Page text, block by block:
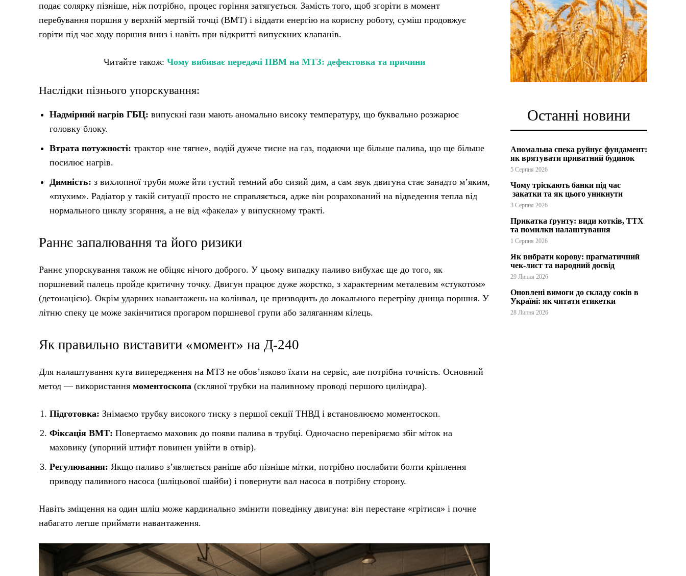
подає солярку пізніше, ніж потрібно, процес горіння затягується. Замість того, щоб згоріти в момент
перебування поршня у верхній мертвій точці (ВМТ) і віддати енергію на корисну роботу, суміш продовжує
горіти під час ходу поршня вниз і навіть при відкритті випускних клапанів.
Читайте також: Чому вибиває передачі ПВМ на МТЗ: дефектовка та причини
Наслідки пізнього упорскування:
Надмірний нагрів ГБЦ: випускні гази мають аномально високу температуру, що буквально розжарює
головку блоку.
Втрата потужності: трактор «не тягне», водій дужче тисне на газ, подаючи ще більше палива, що ще більше
посилює нагрів.
Димність: з вихлопної труби може йти густий темний або сизий дим, а сам звук двигуна стає занадто м’яким,
«глухим». Радіатор у такій ситуації просто не справляється, адже він розрахований на відведення тепла від
нормального циклу згоряння, а не від «факела» у випускному тракті.
Раннє запалювання та його ризики
Раннє упорскування також не обіцяє нічого доброго. У цьому випадку паливо вибухає ще до того, як
поршневий палець пройде критичну точку. Двигун працює дуже жорстко, з характерним металевим «стукотом»
(детонацією). Окрім ударних навантажень на колінвал, це призводить до локального перегріву днища поршня. У
літню спеку це може закінчитися прогаром поршневої групи або заляганням кілець.
Як правильно виставити «момент» на Д-240
Для налаштування кута випередження на МТЗ не обов’язково їхати на сервіс, але потрібна точність. Основний
метод — використання моментоскопа (скляної трубки на паливному проводі першого циліндра).
Підготовка: Знімаємо трубку високого тиску з першої секції ТНВД і встановлюємо моментоскоп.
Фіксація ВМТ: Повертаємо маховик до появи палива в трубці. Одночасно перевіряємо збіг міток на
маховику (упорний штифт повинен увійти в отвір).
Регулювання: Якщо паливо з’являється раніше або пізніше мітки, потрібно послабити болти кріплення
приводу паливного насоса (шліцьової шайби) і повернути вал насоса в потрібну сторону.
Навіть зміщення на один шліц може кардинально змінити поведінку двигуна: він перестане «грітися» і почне
набагато легше приймати навантаження.
Останні новини
Аномальна спека руйнує фундамент:
як врятувати приватний будинок
5 Серпня 2026
Чому тріскають банки під час
закатки та як цього уникнути
3 Серпня 2026
Прикатка ґрунту: види котків, ТТХ
та помилки налаштування
1 Серпня 2026
Як вибрати корову: прагматичний
чек-лист та народний досвід
29 Липня 2026
Оновлені вимоги до складу соків в
Україні: як читати етикетки
28 Липня 2026